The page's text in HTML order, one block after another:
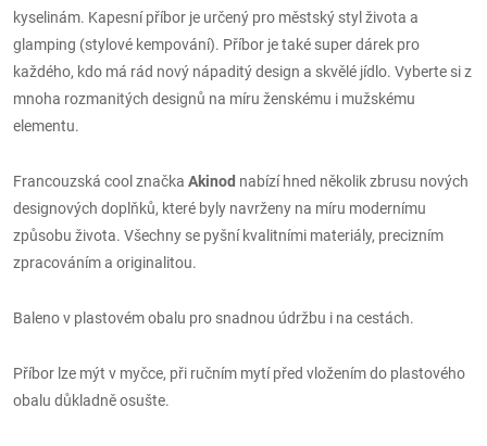
kyselinám. Kapesní příbor je určený pro městský styl života a
glamping (stylové kempování). Příbor je také super dárek pro
každého, kdo má rád nový nápaditý design a skvělé jídlo. Vyberte si z
mnoha rozmanitých designů na míru ženskému i mužskému
elementu.
Francouzská cool značka Akinod nabízí hned několik zbrusu nových
designových doplňků, které byly navrženy na míru modernímu
způsobu života. Všechny se pyšní kvalitními materiály, precizním
zpracováním a originalitou.
Baleno v plastovém obalu pro snadnou údržbu i na cestách.
Příbor lze mýt v myčce, při ručním mytí před vložením do plastového
obalu důkladně osušte.